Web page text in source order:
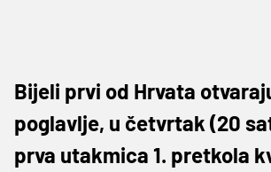
Bijeli prvi od Hrvata
poglavlje, u četvrtak (20
prva utakmica 1. pretkola